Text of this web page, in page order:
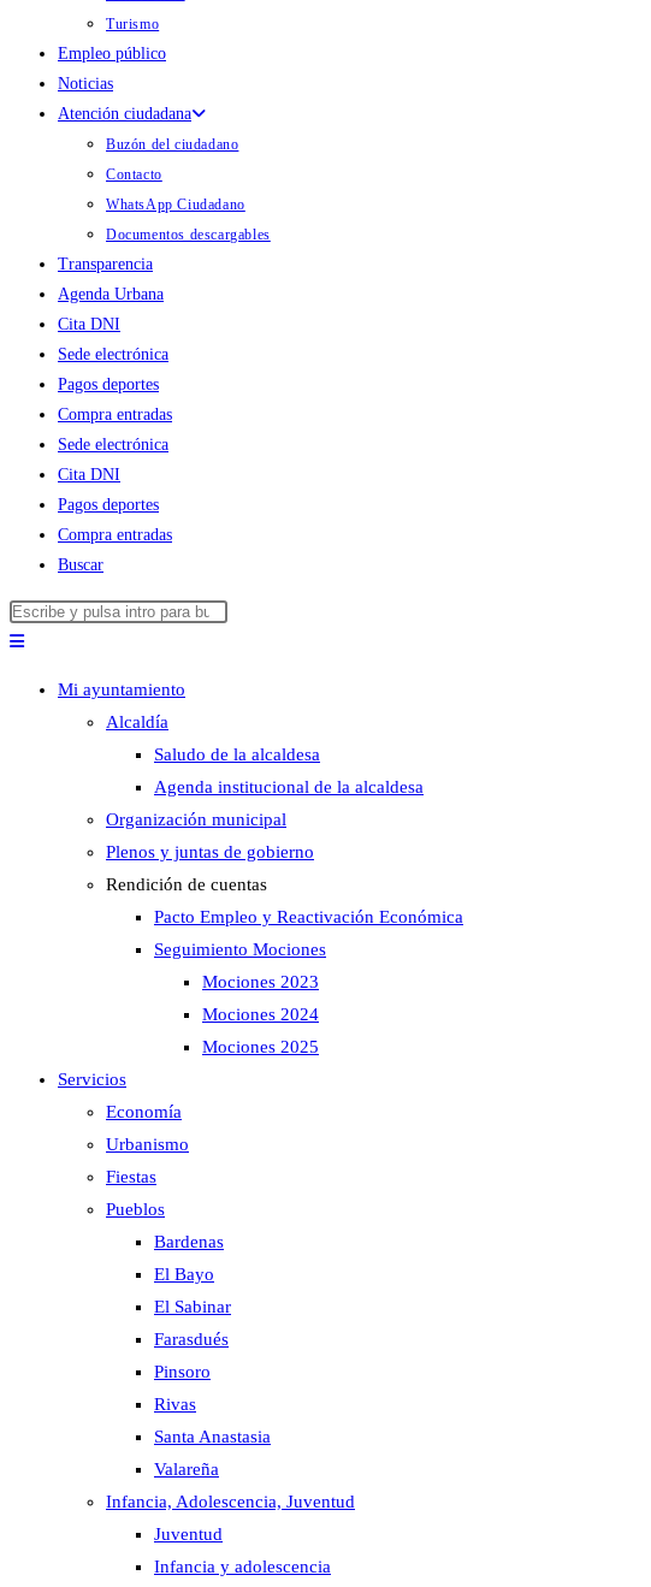
Turismo
Empleo público
Noticias
Atención ciudadana
Buzón del ciudadano
Contacto
WhatsApp Ciudadano
Documentos descargables
Transparencia
Agenda Urbana
Cita DNI
Sede electrónica
Pagos deportes
Compra entradas
Sede electrónica
Cita DNI
Pagos deportes
Compra entradas
Buscar
Buscar
en
panel
de
búsqueda.
Mi ayuntamiento
Alcaldía
Saludo de la alcaldesa
Agenda institucional de la alcaldesa
Organización municipal
Plenos y juntas de gobierno
Rendición de cuentas
Pacto Empleo y Reactivación Económica
Seguimiento Mociones
Mociones 2023
Mociones 2024
Mociones 2025
Servicios
Economía
Urbanismo
Fiestas
Pueblos
Bardenas
El Bayo
El Sabinar
Farasdués
Pinsoro
Rivas
Santa Anastasia
Valareña
Infancia, Adolescencia, Juventud
Juventud
Infancia y adolescencia